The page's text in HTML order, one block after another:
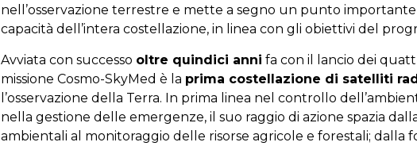
nell’osservazione terrestre e mette a segno un punto
capacità dell’intera costellazione, in linea con gli obiettivi del
Avviata con successo oltre quindici anni fa con il lancio dei
missione Cosmo-SkyMed è la prima costellazione di satelliti
l’osservazione della Terra. In prima linea nel controllo
nella gestione delle emergenze, il suo raggio di azione spazia
ambientali al monitoraggio delle risorse agricole e forestali; dalla